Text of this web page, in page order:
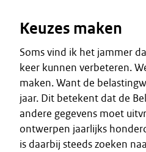
Keuzes maken
Soms vind ik het jammer
keer kunnen verbeteren.
maken. Want de
jaar. Dit betekent dat de
andere gegevens moet
ontwerpen jaarlijks
is daarbij steeds zoeken